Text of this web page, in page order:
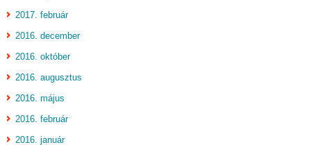
2017. február
2016. december
2016. október
2016. augusztus
2016. május
2016. február
2016. január